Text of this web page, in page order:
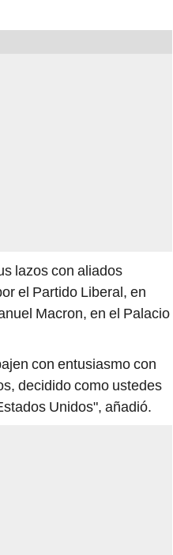
lazos con aliados
el Partido Liberal, en
Macron, en el Palacio
con entusiasmo con
decidido como ustedes
Unidos", añadió.